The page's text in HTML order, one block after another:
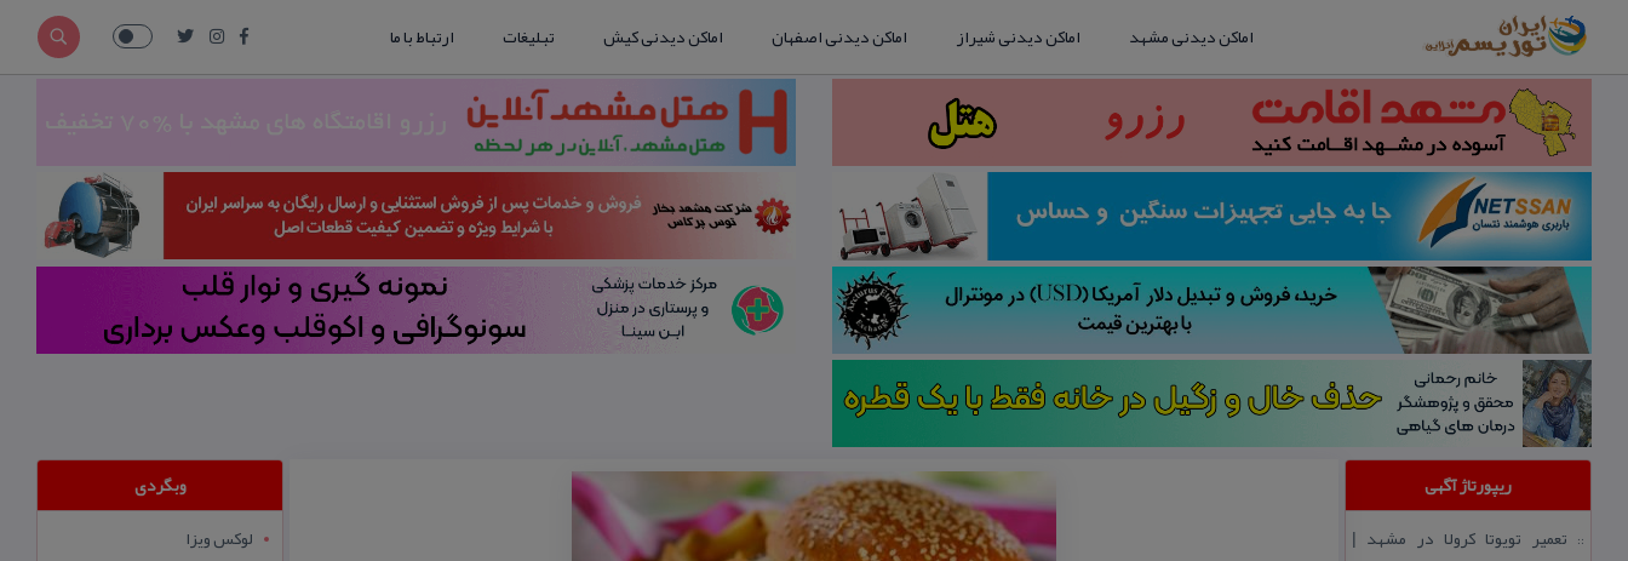
اماکن دیدنی مشهد اماکن دیدنی شیراز اماکن دیدنی اصفهان اماکن دیدنی کیش تبلیغات ارتباط با ما
ریپورتاژ آگهی
:: تعمیر تویوتا كرولا در مشهد |
وبگردی
لوکس ویزا